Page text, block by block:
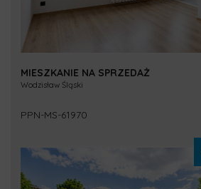
MIESZKANIE NA SPRZEDAŻ
Wodzisław Śląski
PPN-MS-61970